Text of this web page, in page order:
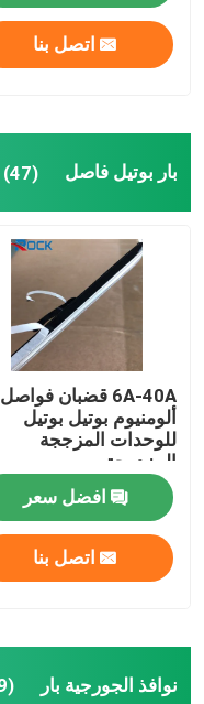
اتصل بنا
بار بوتيل فاصل (47)
6A-40A قضبان فواصل
ألومنيوم بوتيل بوتيل
للوحدات المزججة
المزدوجة
افضل سعر
اتصل بنا
نوافذ الجورجية بار (119)